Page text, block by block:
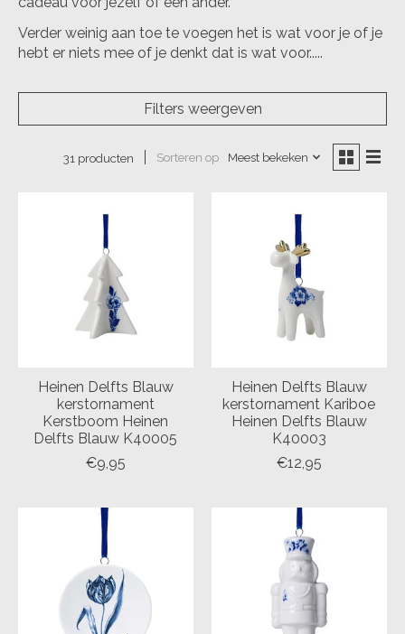
Verder weinig aan toe te voegen het is wat voor je of je
hebt er niets mee of je denkt dat is wat voor.....
Filters weergeven
31 producten Sorteren op Meest bekeken
Heinen Delfts Blauw
kerstornament
Kerstboom Heinen
Delfts Blauw K40005
€9,95
Heinen Delfts Blauw
kerstornament Kariboe
Heinen Delfts Blauw
K40003
€12,95